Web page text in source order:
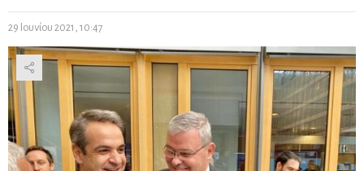
29 Ιουνίου 2021, 10:47